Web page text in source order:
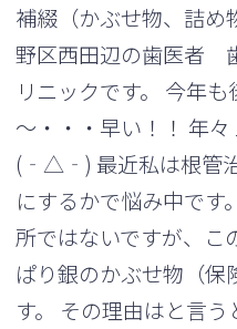
補綴（かぶせ物、詰め
野区西田辺の歯医者
リニックです。 今年
～・・・早い！！ 年
(‐△‐) 最近私は根管
にするかで悩み中です
所ではないですが、こ
ぱり銀のかぶせ物（保
す。 その理由はと言